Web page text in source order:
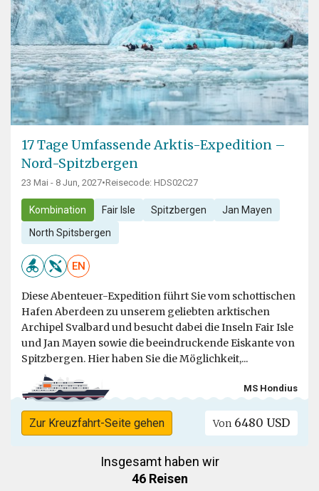
17 Tage Umfassende Arktis-Expedition –
Nord-Spitzbergen
23 Mai - 8 Jun, 2027•Reisecode: HDS02C27
Kombination Fair Isle Spitzbergen Jan Mayen
North Spitsbergen
EN
Diese Abenteuer-Expedition führt Sie vom schottischen
Hafen Aberdeen zu unserem geliebten arktischen
Archipel Svalbard und besucht dabei die Inseln Fair Isle
und Jan Mayen sowie die beeindruckende Eiskante von
Spitzbergen. Hier haben Sie die Möglichkeit,...
MS Hondius
Zur Kreuzfahrt-Seite gehen Von 6480 USD
Insgesamt haben wir
46 Reisen